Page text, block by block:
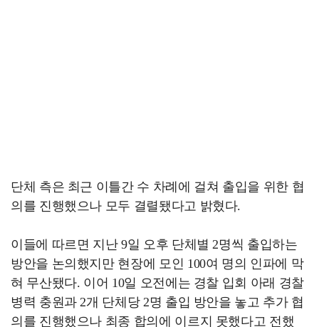
단체 측은 최근 이틀간 수 차례에 걸쳐 출입을 위한 협
의를 진행했으나 모두 결렬됐다고 밝혔다.
이들에 따르면 지난 9일 오후 단체별 2명씩 출입하는
방안을 논의했지만 현장에 모인 100여 명의 인파에 막
혀 무산됐다. 이어 10일 오전에는 경찰 입회 아래 경찰
병력 충원과 2개 단체당 2명 출입 방안을 놓고 추가 협
의를 진행했으나 최종 합의에 이르지 못했다고 전했